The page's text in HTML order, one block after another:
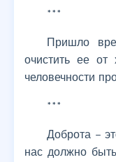
***
Пришло
очистить ее
человечности
***
Доброта –
нас должно